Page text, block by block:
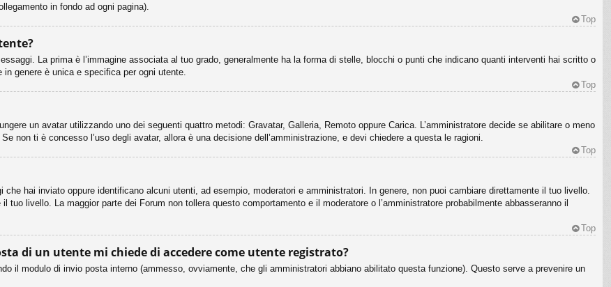
in fondo ad ogni pagina).
Top
La prima è l’immagine associata al tuo grado, generalmente ha la forma di stelle, blocchi o punti che indicano quanti interventi hai scritto o
genere è unica e specifica per ogni utente.
Top
un avatar utilizzando uno dei seguenti quattro metodi: Gravatar, Galleria, Remoto oppure Carica. L’amministratore decide se abilitare o meno
non ti è concesso l’uso degli avatar, allora è una decisione dell’amministrazione, e devi chiedere a questa le ragioni.
Top
hai inviato oppure identificano alcuni utenti, ad esempio, moderatori e amministratori. In genere, non puoi cambiare direttamente il tuo livello.
livello. La maggior parte dei Forum non tollera questo comportamento e il moderatore o l’amministratore probabilmente abbasseranno il
Top
di un utente mi chiede di accedere come utente registrato?
il modulo di invio posta interno (ammesso, ovviamente, che gli amministratori abbiano abilitato questa funzione). Questo serve a prevenire un